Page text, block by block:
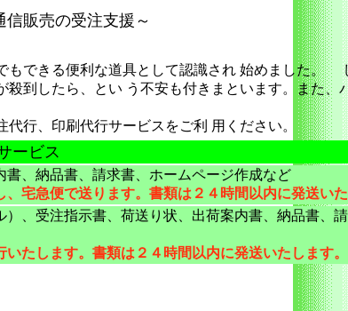
販売の受注支援～
できる便利な道具として認識され 始めました。
到したら、とい う不安も付きまといます。また、
代行、印刷代行サービスをご利 用ください。
ービス
書、納品書、請求書、ホームページ作成など
宅急便で送ります。書類は２４時間以内に発送いた
）、受注指示書、荷送り状、出荷案内書、納品書、
たします。書類は２４時間以内に発送いたします。